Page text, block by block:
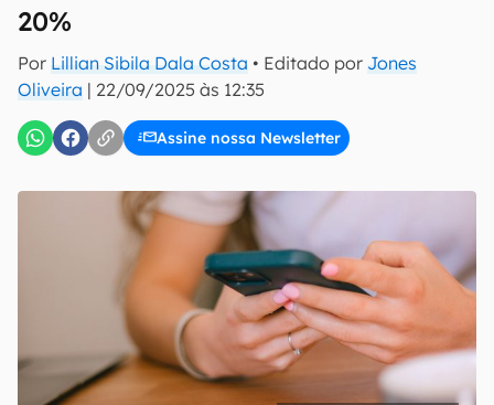
20%
Por Lillian Sibila Dala Costa • Editado por Jones
Oliveira | 22/09/2025 às 12:35
Assine nossa Newsletter
inscreva-se
Confirmo que li, aceito e concordo com os Termos de
Uso e Política de Privacidade do Canaltech.